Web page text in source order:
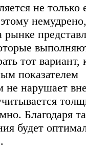
не только
рынке
тот вариант,
показателем
не нарушает
Благодаря
будет